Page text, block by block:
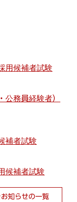
用候補者試験
務員経験者）
補者試験
候補者試験
知らせの一覧